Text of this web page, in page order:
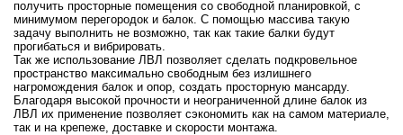
получить просторные помещения со свободной планировкой, с
минимумом перегородок и балок. С помощью массива такую
задачу выполнить не возможно, так как такие балки будут
прогибаться и вибрировать.
Так же использование ЛВЛ позволяет сделать подкровельное
пространство максимально свободным без излишнего
нагромождения балок и опор, создать просторную мансарду.
Благодаря высокой прочности и неограниченной длине балок из
ЛВЛ их применение позволяет сэкономить как на самом материале,
так и на крепеже, доставке и скорости монтажа.